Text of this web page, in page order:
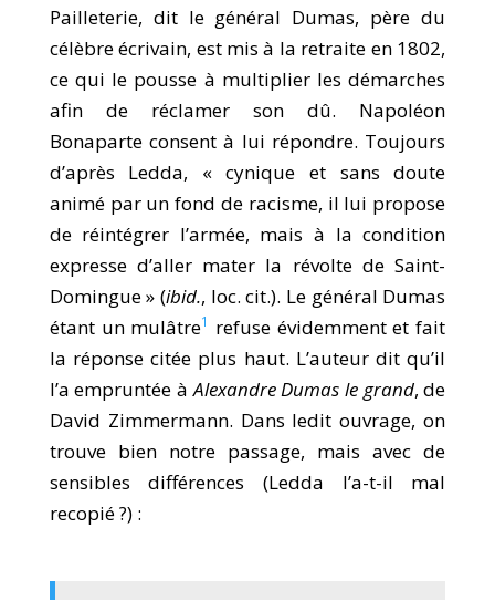
Pailleterie, dit le général Dumas, père du
célèbre écrivain, est mis à la retraite en 1802,
ce qui le pousse à multiplier les démarches
afin de réclamer son dû. Napoléon
Bonaparte consent à lui répondre. Toujours
d’après Ledda, « cynique et sans doute
animé par un fond de racisme, il lui propose
de réintégrer l’armée, mais à la condition
expresse d’aller mater la révolte de Saint-
Domingue » (ibid., loc. cit.). Le général Dumas
étant un mulâtre1
refuse évidemment et fait
la réponse citée plus haut. L’auteur dit qu’il
l’a empruntée àAlexandre Dumas le grand, de
David Zimmermann. Dans ledit ouvrage, on
trouve bien notre passage, mais avec de
sensibles différences (Ledda l’a-t-il mal
recopié ?) :